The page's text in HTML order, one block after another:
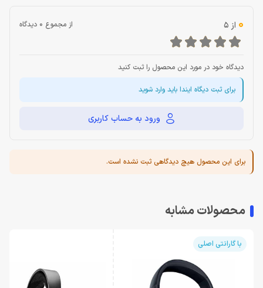
0 از 5 از مجموع 0 دیدگاه
دیدگاه خود در مورد این محصول را ثبت کنید
برای ثبت دیگاه ایندا باید وارد شوید
ورود به حساب کاربری
برای این محصول هیچ دیدگاهی ثبت نشده است.
محصولات مشابه
با گارانتی اصلی